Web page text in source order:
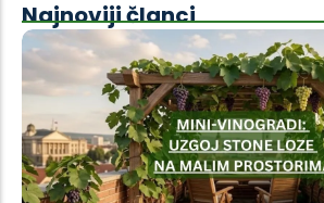
Najnoviji članci